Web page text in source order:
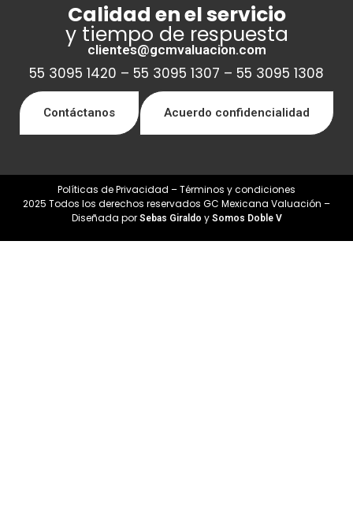
Calidad en el servicio
y tiempo de respuesta
clientes@gcmvaluacion.com
55 3095 1420 – 55 3095 1307 – 55 3095 1308
Contáctanos Acuerdo confidencialidad
Políticas de Privacidad – Términos y condiciones
2025 Todos los derechos reservados GC Mexicana Valuación –
Diseñada por Sebas Giraldo y Somos Doble V